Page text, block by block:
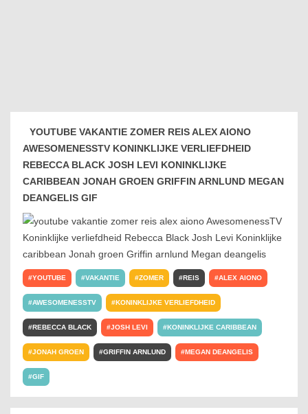
YOUTUBE VAKANTIE ZOMER REIS ALEX AIONO
AWESOMENESSTV KONINKLIJKE VERLIEFDHEID
REBECCA BLACK JOSH LEVI KONINKLIJKE
CARIBBEAN JONAH GROEN GRIFFIN ARNLUND MEGAN
DEANGELIS GIF
YOUTUBE VAKANTIE ZOMER REIS ALEX AIONO
AWESOMENESSTV KONINKLIJKE VERLIEFDHEID
REBECCA BLACK JOSH LEVI KONINKLIJKE CARIBBEAN
JONAH GROEN GRIFFIN ARNLUND MEGAN DEANGELIS
GIF